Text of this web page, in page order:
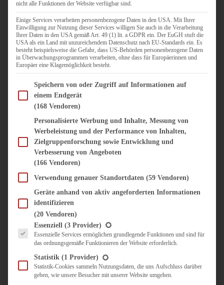
GRILLEN / BARBECUE
HERZHAFTES BACKEN
ONE-POT-GERICHTE
PASTA & NUDELGERICHTE
PIZZA, TARTES & QUICHES
REIS & RISOTTO
SALATE & SNACKS
SUPPENKASPEREIEN
VORSPEISEN
SÜSS & HERZHAFT
BROTAUFSTRICH
DIPS, SAUCEN, CHUTNEYS
KÜCHENGESCHENKE
UNTERWEGS
KULINARISCH UNTERWEGS
ÜBER MICH
nicht alle Funktionen der Website verfügbar sind.
Einige Services verarbeiten personenbezogene Daten in den USA. Mit Ihrer
Einwilligung zur Nutzung dieser Services willigen Sie auch in die Verarbeitung
Ihrer Daten in den USA gemäß Art. 49 (1) lit. a GDPR ein. Der EuGH stuft die
USA als ein Land mit unzureichendem Datenschutz nach EU-Standards ein. Es
besteht beispielsweise die Gefahr, dass US-Behörden personenbezogene Daten
in Überwachungsprogrammen verarbeiten, ohne dass für Europäerinnen und
Europäer eine Klagemöglichkeit besteht.
Im Folgenden finden Sie eine Liste der Zwecke des IAB Transparency and Consent
Speichern von oder Zugriff auf Informationen auf
einem Endgerät
(168 Vendoren)
Personalisierte Werbung und Inhalte, Messung von
Werbeleistung und der Performance von Inhalten,
Zielgruppenforschung sowie Entwicklung und
Verbesserung von Angeboten
(166 Vendoren)
Verwendung genauer Standortdaten (59 Vendoren)
Geräte anhand von aktiv angeforderten Informationen
identifizieren
(20 Vendoren)
Es folgt eine Liste der Service-Gruppen, für die eine Einwilligung erteilt werden
Essenziell (3 Provider)
Essenzielle Services ermöglichen grundlegende Funktionen und sind für
das ordnungsgemäße Funktionieren der Website erforderlich.
Statistik (1 Provider)
Statistik-Cookies sammeln Nutzungsdaten, die uns Aufschluss darüber
geben, wie unsere Besucher mit unserer Website umgehen.